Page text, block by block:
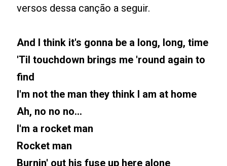
versos dessa canção a seguir.
And I think it's gonna be a long, long, time
'Til touchdown brings me 'round again to
find
I'm not the man they think I am at home
Ah, no no no...
I'm a rocket man
Rocket man
Burnin' out his fuse up here alone